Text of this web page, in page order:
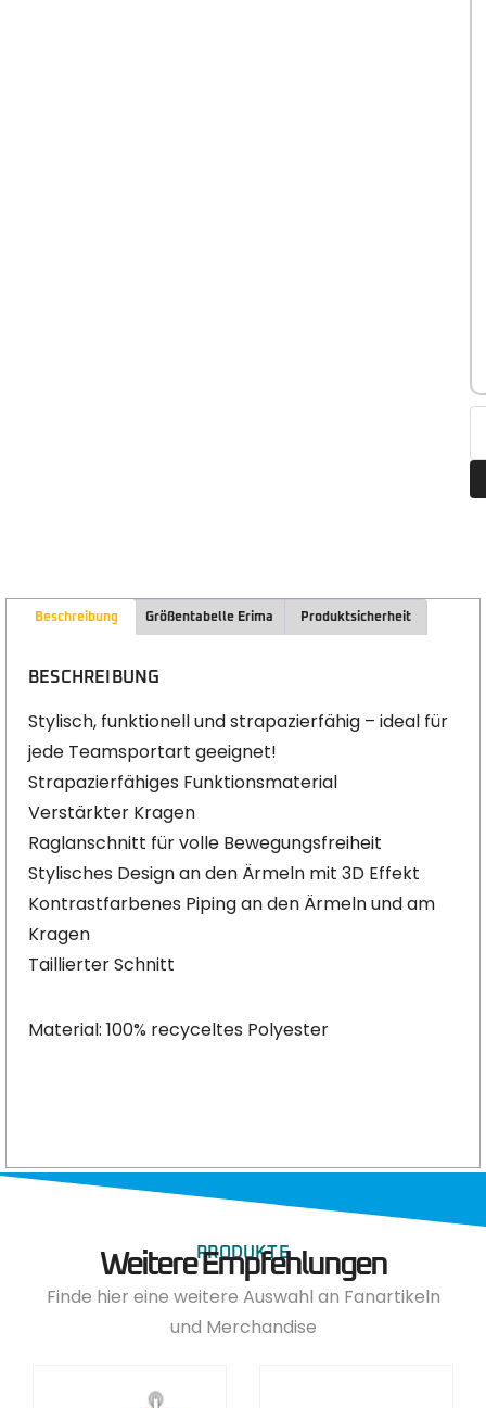
Beschreibung Größentabelle Erima Produktsicherheit
BESCHREIBUNG
Stylisch, funktionell und strapazierfähig – ideal für
jede Teamsportart geeignet!
Strapazierfähiges Funktionsmaterial
Verstärkter Kragen
Raglanschnitt für volle Bewegungsfreiheit
Stylisches Design an den Ärmeln mit 3D Effekt
Kontrastfarbenes Piping an den Ärmeln und am
Kragen
Taillierter Schnitt
Material: 100% recyceltes Polyester
PRODUKTE
Weitere Empfehlungen
Finde hier eine weitere Auswahl an Fanartikeln
und Merchandise